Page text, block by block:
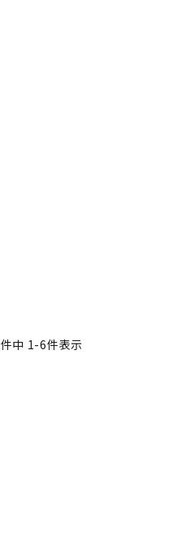
件中 1-6件表示